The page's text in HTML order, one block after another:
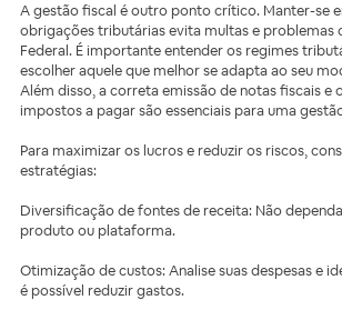
A gestão fiscal é outro ponto crítico. Manter-se
obrigações tributárias evita multas e problemas
Federal. É importante entender os regimes
escolher aquele que melhor se adapta ao seu
Além disso, a correta emissão de notas fiscais e
impostos a pagar são essenciais para uma
Para maximizar os lucros e reduzir os riscos,
estratégias:
Diversificação de fontes de receita: Não
produto ou plataforma.
Otimização de custos: Analise suas despesas e
é possível reduzir gastos.